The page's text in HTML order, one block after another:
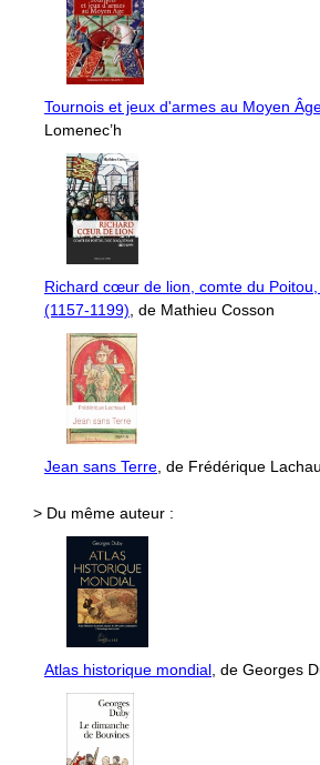
Tournois et jeux d'armes au Moyen
Lomenec’h
Richard cœur de lion, comte du Poitou,
(1157-1199) , de Mathieu Cosson
Jean sans Terre , de Frédérique
> Du même auteur :
Atlas historique mondial , de Georges